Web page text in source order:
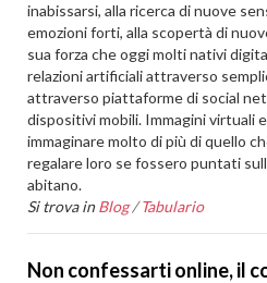
inabissarsi, alla ricerca di nuove
emozioni forti, alla scopertà di
sua forza che oggi molti nativi
relazioni artificiali attraverso
attraverso piattaforme di social
dispositivi mobili. Immagini virtuali
immaginare molto di più di quello
regalare loro se fossero puntati
abitano.
Si trova in Blog /Tabulario
Non confessarti online, il